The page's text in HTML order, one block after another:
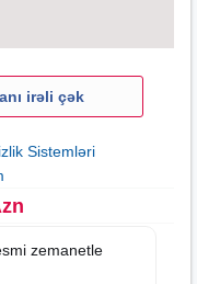
irəli çək
Sistemləri
zemanetle